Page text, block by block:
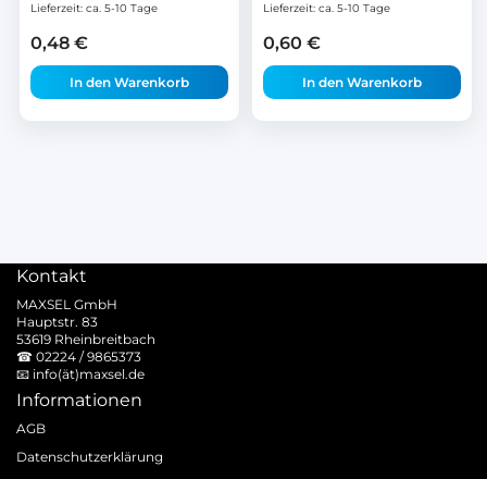
Lieferzeit: ca. 5-10 Tage
0,48 €
In den Warenkorb
Lieferzeit: ca. 5-10 Tage
0,60 €
In den Warenkorb
Kontakt
MAXSEL GmbH
Hauptstr. 83
53619 Rheinbreitbach
☎ 02224 / 9865373
📧 info(ät)maxsel.de
Informationen
AGB
Datenschutzerklärung